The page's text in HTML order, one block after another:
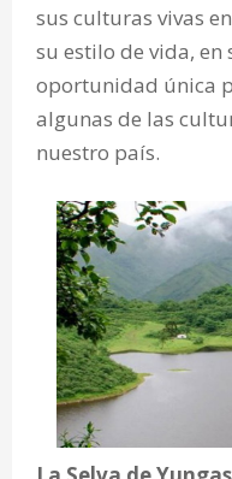
sus culturas vivas
su estilo de vida, en
oportunidad única
algunas de las
nuestro país.